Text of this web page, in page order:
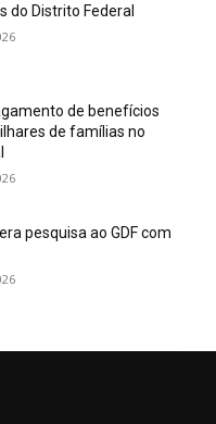
do Distrito Federal
de benefícios
de famílias no
pesquisa ao GDF com